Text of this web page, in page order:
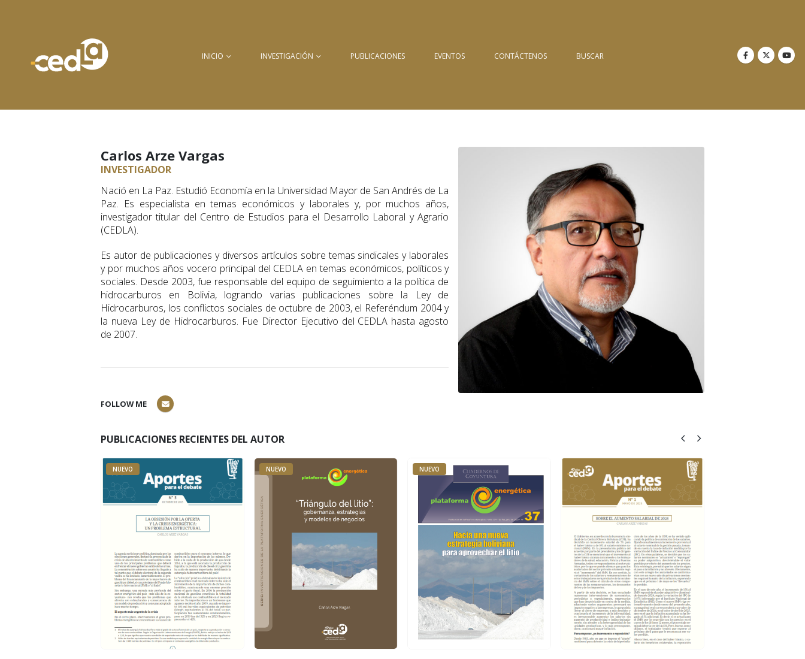
INICIO INVESTIGACIÓN PUBLICACIONES EVENTOS CONTÁCTENOS BUSCAR
Carlos Arze Vargas
INVESTIGADOR
Nació en La Paz. Estudió Economía en la Universidad Mayor de San Andrés de La
Paz. Es especialista en temas económicos y laborales y, por muchos años,
investigador titular del Centro de Estudios para el Desarrollo Laboral y Agrario
(CEDLA).
Es autor de publicaciones y diversos artículos sobre temas sindicales y laborales
y por muchos años vocero principal del CEDLA en temas económicos, políticos y
sociales. Desde 2003, fue responsable del equipo de seguimiento a la política de
hidrocarburos en Bolivia, logrando varias publicaciones sobre la Ley de
Hidrocarburos, los conflictos sociales de octubre de 2003, el Referéndum 2004 y
la nueva Ley de Hidrocarburos. Fue Director Ejecutivo del CEDLA hasta agosto
de 2007.
FOLLOW ME
PUBLICACIONES RECIENTES DEL AUTOR
NUEVO NUEVO NUEVO